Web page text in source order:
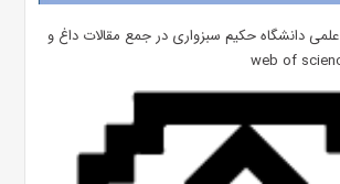
دانشگاه حکیم سبزواری در جمع مقالات داغ و